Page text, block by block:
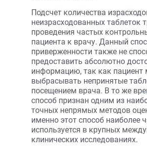
Подсчет количества
неизрасходованных таблеток
проведения частых
пациента к врачу. Данный
приверженности также не
предоставить абсолютно
информацию, так как пациент
выбрасывать непринятые
посещением врача. В то же
способ признан одним из
точных непрямых методов
именно этот способ наиболее
используется в крупных
клинических исследованиях.